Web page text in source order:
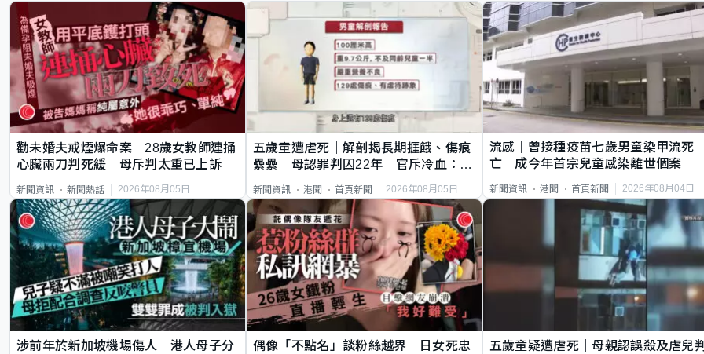
勸未婚夫戒煙爆命案 28歲女教師連捅
心臟兩刀判死緩 母斥判太重已上訴
新聞資訊 新聞熱話 2026年08月05日
五歲童遭虐死｜解剖揭長期捱餓、傷痕
纍纍 母認罪判囚22年 官斥冷血：同
新聞資訊 港聞 首頁新聞 2026年08月05日
流感｜曾接種疫苗七歲男童染甲流死
亡 成今年首宗兒童感染離世個案
新聞資訊 港聞 首頁新聞 2026年08月04日
涉前年於新加坡機場傷人 港人母子分
偶像「不點名」談粉絲越界 日女死忠
五歲童疑遭虐死｜母親認誤殺及虐兒